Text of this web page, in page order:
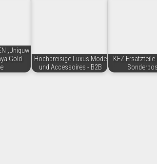
„Uniquw
Gold
Hochpreisige Luxus Mode
und Accessoires - B2B
KFZ Ersatzteile